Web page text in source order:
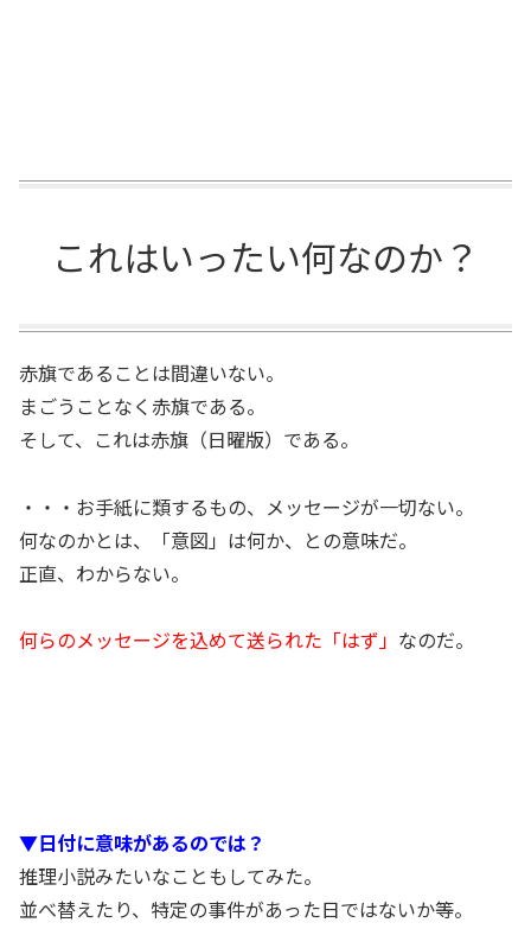
これはいったい何なのか？
赤旗であることは間違いない。
まごうことなく赤旗である。
そして、これは赤旗（日曜版）である。
・・・お手紙に類するもの、メッセージが一切ない。
何なのかとは、「意図」は何か、との意味だ。
正直、わからない。
何らのメッセージを込めて送られた「はず」 なのだ。
▼日付に意味があるのでは？
推理小説みたいなこともしてみた。
並べ替えたり、特定の事件があった日ではないか等。